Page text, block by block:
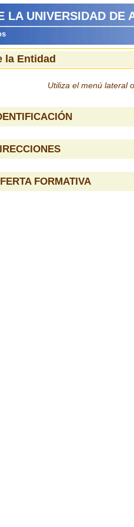
LA UNIVERSIDAD DE
la Entidad
Utiliza el menú lateral
FORMATIVA